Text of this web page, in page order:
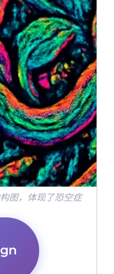
图，体现了恐空症